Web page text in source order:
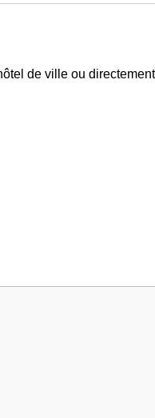
de ville ou